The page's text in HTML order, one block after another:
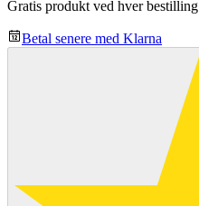
Gratis produkt ved hver bestilling
Betal senere med Klarna